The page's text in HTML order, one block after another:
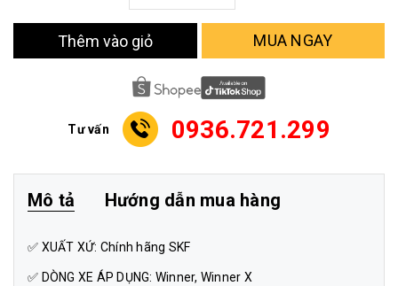
Thêm vào giỏ MUA NGAY
Tư vấn 0936.721.299
Mô tả Hướng dẫn mua hàng
✅ XUẤT XỨ: Chính hãng SKF
✅ DÒNG XE ÁP DỤNG: Winner, Winner X